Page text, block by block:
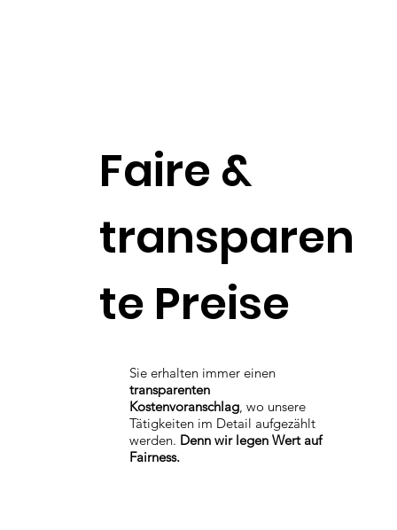
Faire &
transparen
te Preise
Sie erhalten immer einen
transparenten
Kostenvoranschlag, wo unsere
Tätigkeiten im Detail aufgezählt
werden. Denn wir legen Wert auf
Fairness.